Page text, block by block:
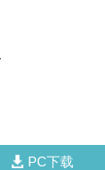
PC下载